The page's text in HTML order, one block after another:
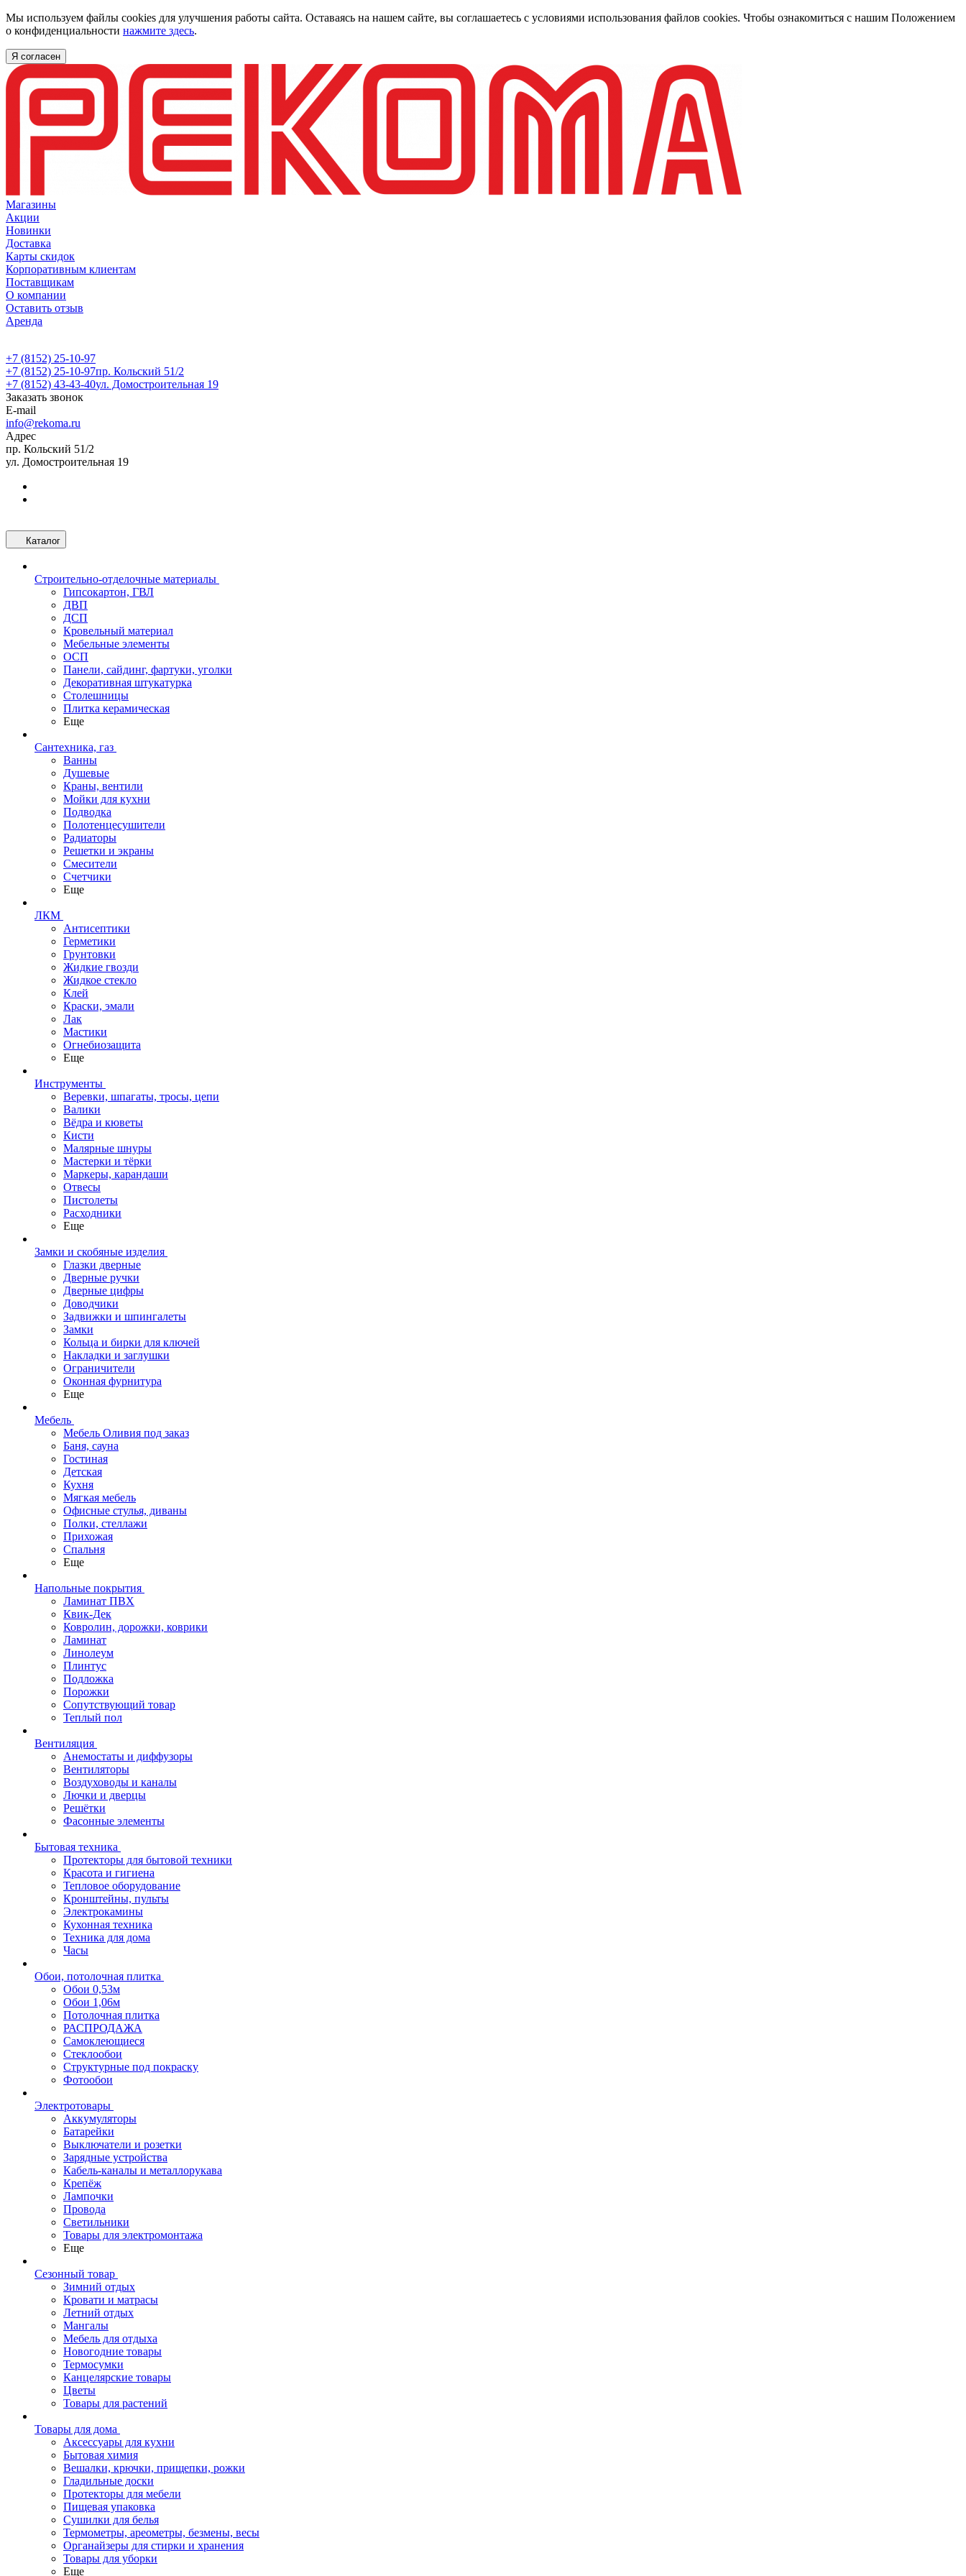
Мы используем файлы cookies для улучшения работы сайта. Оставаясь на нашем сайте, вы соглашаетесь с условиями использования файлов cookies. Чтобы ознакомиться с нашим Положением
о конфиденциальности нажмите здесь.
Я согласен
Магазины
Акции
Новинки
Доставка
Карты скидок
Корпоративным клиентам
Поставщикам
О компании
Оставить отзыв
Аренда
+7 (8152) 25-10-97
+7 (8152) 25-10-97пр. Кольский 51/2
+7 (8152) 43-43-40ул. Домостроительная 19
Заказать звонок
E-mail
info@rekoma.ru
Адрес
пр. Кольский 51/2
ул. Домостроительная 19
Каталог
Строительно-отделочные материалы
Гипсокартон, ГВЛ
ДВП
ДСП
Кровельный материал
Мебельные элементы
ОСП
Панели, сайдинг, фартуки, уголки
Декоративная штукатурка
Столешницы
Плитка керамическая
Еще
Сантехника, газ
Ванны
Душевые
Краны, вентили
Мойки для кухни
Подводка
Полотенцесушители
Радиаторы
Решетки и экраны
Смесители
Счетчики
Еще
ЛКМ
Антисептики
Герметики
Грунтовки
Жидкие гвозди
Жидкое стекло
Клей
Краски, эмали
Лак
Мастики
Огнебиозащита
Еще
Инструменты
Веревки, шпагаты, тросы, цепи
Валики
Вёдра и кюветы
Кисти
Малярные шнуры
Мастерки и тёрки
Маркеры, карандаши
Отвесы
Пистолеты
Расходники
Еще
Замки и скобяные изделия
Глазки дверные
Дверные ручки
Дверные цифры
Доводчики
Задвижки и шпингалеты
Замки
Кольца и бирки для ключей
Накладки и заглушки
Ограничители
Оконная фурнитура
Еще
Мебель
Мебель Оливия под заказ
Баня, сауна
Гостиная
Детская
Кухня
Мягкая мебель
Офисные стулья, диваны
Полки, стеллажи
Прихожая
Спальня
Еще
Напольные покрытия
Ламинат ПВХ
Квик-Дек
Ковролин, дорожки, коврики
Ламинат
Линолеум
Плинтус
Подложка
Порожки
Сопутствующий товар
Теплый пол
Вентиляция
Анемостаты и диффузоры
Вентиляторы
Воздуховоды и каналы
Лючки и дверцы
Решётки
Фасонные элементы
Бытовая техника
Протекторы для бытовой техники
Красота и гигиена
Тепловое оборудование
Кронштейны, пульты
Электрокамины
Кухонная техника
Техника для дома
Часы
Обои, потолочная плитка
Обои 0,53м
Обои 1,06м
Потолочная плитка
РАСПРОДАЖА
Самоклеющиеся
Стеклообои
Структурные под покраску
Фотообои
Электротовары
Аккумуляторы
Батарейки
Выключатели и розетки
Зарядные устройства
Кабель-каналы и металлорукава
Крепёж
Лампочки
Провода
Светильники
Товары для электромонтажа
Еще
Сезонный товар
Зимний отдых
Кровати и матрасы
Летний отдых
Мангалы
Мебель для отдыха
Новогодние товары
Термосумки
Канцелярские товары
Цветы
Товары для растений
Товары для дома
Аксессуары для кухни
Бытовая химия
Вешалки, крючки, прищепки, рожки
Гладильные доски
Протекторы для мебели
Пищевая упаковка
Сушилки для белья
Термометры, ареометры, безмены, весы
Органайзеры для стирки и хранения
Товары для уборки
Еще